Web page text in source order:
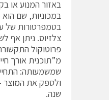
באזור המנוע או
במכוניות, שם
צלזיוס. ניתן אף
מ”תוכנית אורך
שמשמעותה:
שנה.